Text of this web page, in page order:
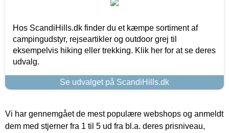
Hos ScandiHills.dk finder du et kæmpe sortiment af
campingudstyr, rejseartikler og outdoor grej til
eksempelvis hiking eller trekking. Klik her for at se deres
udvalg.
Se udvalget på ScandiHills.dk
Vi har gennemgået de mest populære webshops og anmeldt
dem med stjerner fra 1 til 5 ud fra bl.a. deres prisniveau,